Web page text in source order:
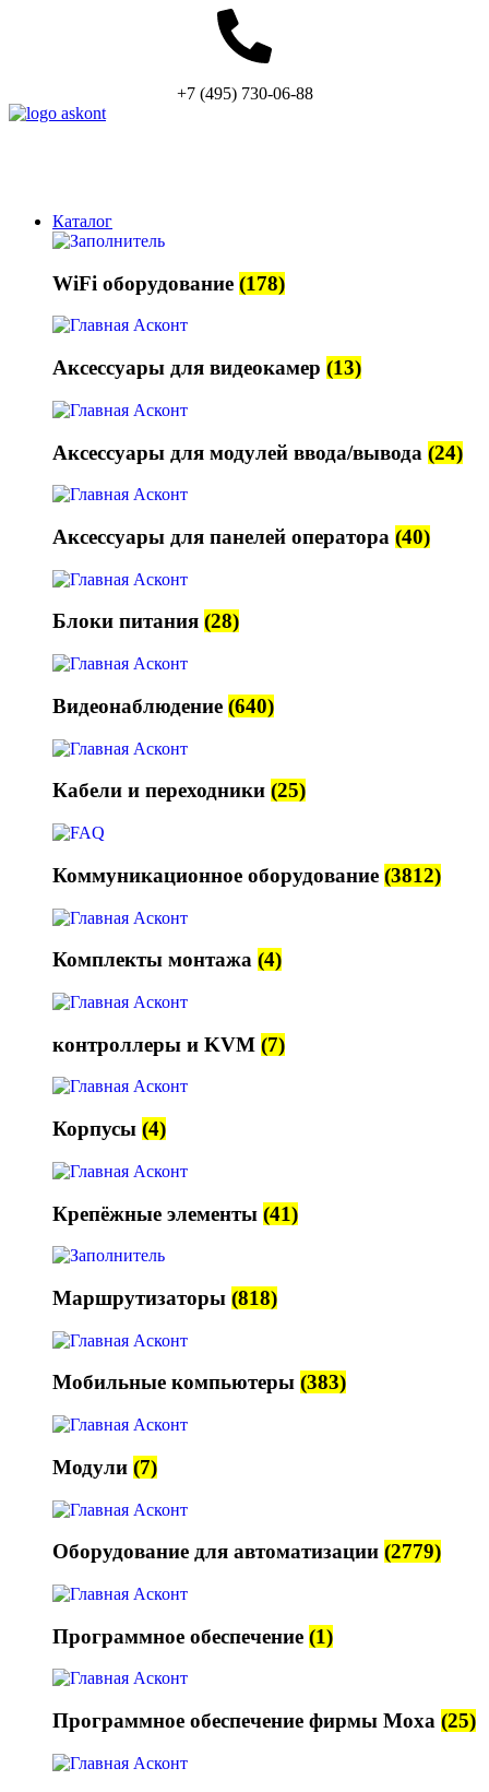
+7 (495) 730-06-88
Каталог
WiFi оборудование (178)
Аксессуары для видеокамер (13)
Аксессуары для модулей ввода/вывода (24)
Аксессуары для панелей оператора (40)
Блоки питания (28)
Видеонаблюдение (640)
Кабели и переходники (25)
Коммуникационное оборудование (3812)
Комплекты монтажа (4)
контроллеры и KVM (7)
Корпусы (4)
Крепёжные элементы (41)
Маршрутизаторы (818)
Мобильные компьютеры (383)
Модули (7)
Оборудование для автоматизации (2779)
Программное обеспечение (1)
Программное обеспечение фирмы Moxa (25)